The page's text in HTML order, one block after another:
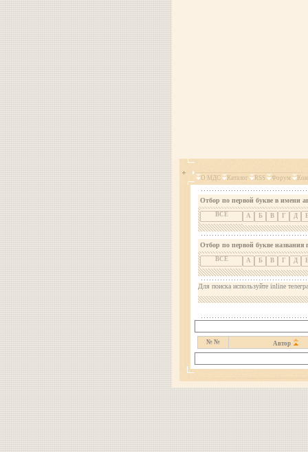
О МДС Каталог RSS Форум
Отбор по первой букве в имени
ВСЕ А Б В Г Д
Отбор по первой букве названия
ВСЕ А Б В Г Д
Для поиска используйте inline
№ № Автор